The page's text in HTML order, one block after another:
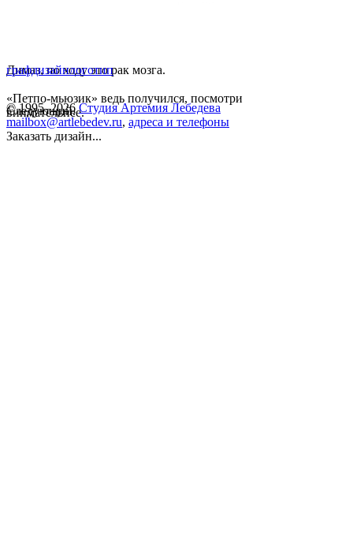
Димаз, по ходу это рак мозга.
«Петпо-мьюзик» ведь получился, посмотри
внимательнее.
Следующий.
графдизайнлоготип
© 1995–2026 Студия Артемия Лебедева
mailbox@artlebedev.ru, адреса и телефоны
Заказать дизайн...